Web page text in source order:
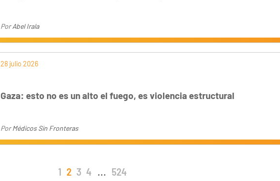
PorAbel Irala
28 julio 2026
Gaza: esto no es un alto el fuego, es violencia estructural
PorMédicos Sin Fronteras
1 2 3 4 ... 524